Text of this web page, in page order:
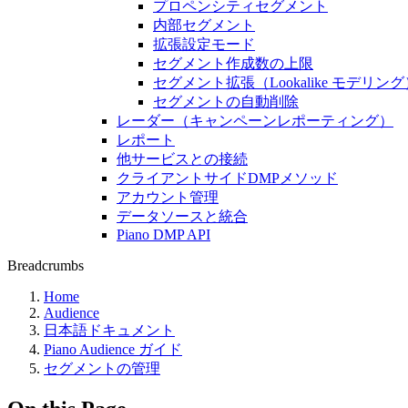
プロペンシティセグメント
内部セグメント
拡張設定モード
セグメント作成数の上限
セグメント拡張（Lookalike モデリン
セグメントの自動削除
レーダー（キャンペーンレポーティング）
レポート
他サービスとの接続
クライアントサイドDMPメソッド
アカウント管理
データソースと統合
Piano DMP API
Breadcrumbs
Home
Audience
日本語ドキュメント
Piano Audience ガイド
セグメントの管理